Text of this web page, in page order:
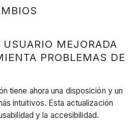
USUARIO MEJORADA
PROBLEMAS DE
tiene ahora una disposición y un
intuitivos. Esta actualización
y la accesibilidad.